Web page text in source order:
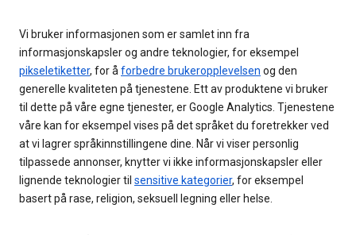
Vi bruker informasjonen som er samlet inn fra
informasjonskapsler og andre teknologier, for eksempel
pikseletiketter, for åforbedre brukeropplevelsen og den
generelle kvaliteten på tjenestene. Ett av produktene vi bruker
til dette på våre egne tjenester, er Google Analytics. Tjenestene
våre kan for eksempel vises på det språket du foretrekker ved
at vi lagrer språkinnstillingene dine. Når vi viser personlig
tilpassede annonser, knytter vi ikke informasjonskapsler eller
lignende teknologier til sensitive kategorier, for eksempel
basert på rase, religion, seksuell legning eller helse.